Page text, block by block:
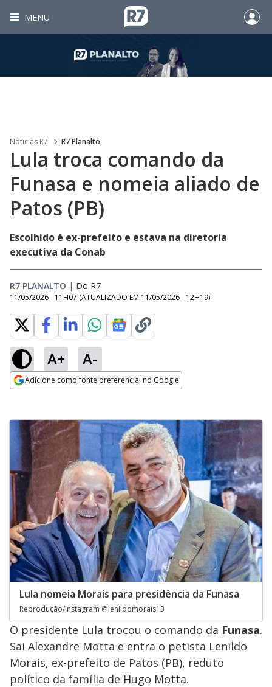
MENU
Noticias R7 R7 Planalto
Lula troca comando da
Funasa e nomeia aliado de
Patos (PB)
Escolhido é ex-prefeito e estava na diretoria
executiva da Conab
R7 PLANALTO | Do R7
11/05/2026 - 11H07 (ATUALIZADO EM 11/05/2026 - 12H19)
A+ A-
Adicione como fonte preferencial no Google
Lula nomeia Morais para presidência da Funasa
Reprodução/Instagram @lenildomorais13
O presidente Lula trocou o comando da Funasa.
Sai Alexandre Motta e entra o petista Lenildo
Morais, ex-prefeito de Patos (PB), reduto
político da família de Hugo Motta.